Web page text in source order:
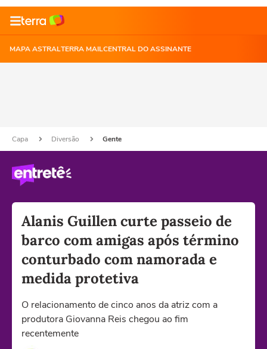
MAPA ASTRALTERRA MAILCENTRAL DO ASSINANTE
Capa Diversão Gente
Alanis Guillen curte passeio de
barco com amigas após término
conturbado com namorada e
medida protetiva
O relacionamento de cinco anos da atriz com a
produtora Giovanna Reis chegou ao fim
recentemente